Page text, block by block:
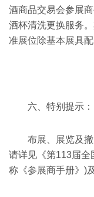
酒商品交易会参展
酒杯清洗更换服务
准展位除基本展具
六、特别提示：
布展、展览及
请详见《第113届全
称《参展商手册》)